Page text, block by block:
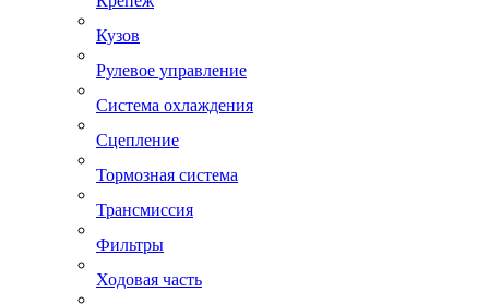
Кузов
Рулевое управление
Система охлаждения
Сцепление
Тормозная система
Трансмиссия
Фильтры
Ходовая часть